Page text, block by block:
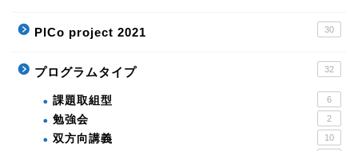
PICo project 2021 30
プログラムタイプ 32
課題取組型 6
勉強会 2
双方向講義 10